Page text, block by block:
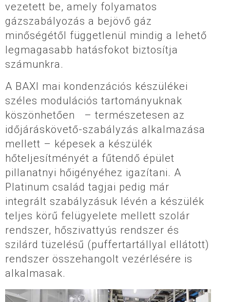
vezetett be, amely folyamatos
gázszabályozás a bejövő gáz
minőségétől függetlenül mindig a lehető
legmagasabb hatásfokot biztosítja
számunkra.
A BAXI mai kondenzációs készülékei
széles modulációs tartományuknak
köszönhetően – természetesen az
időjáráskövető-szabályzás alkalmazása
mellett – képesek a készülék
hőteljesítményét a fűtendő épület
pillanatnyi hőigényéhez igazítani. A
Platinum család tagjai pedig már
integrált szabályzásuk lévén a készülék
teljes körű felügyelete mellett szolár
rendszer, hőszivattyús rendszer és
szilárd tüzelésű (puffertartállyal ellátott)
rendszer összehangolt vezérlésére is
alkalmasak.